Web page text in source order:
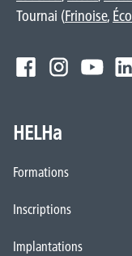
Tournai (Frinoise,
HELHa
Formations
Inscriptions
Implantations